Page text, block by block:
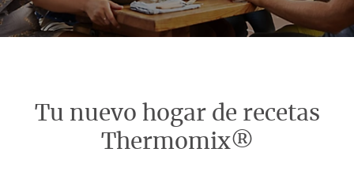
Tu nuevo hogar de recetas
Thermomix®